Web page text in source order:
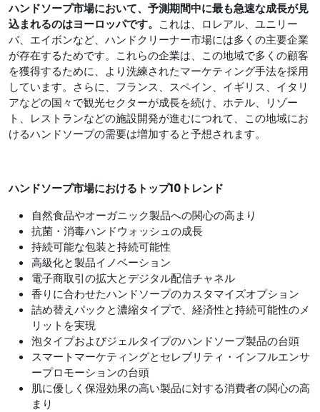
ハンドソープ市場において、予測期間中に最も急速な成長が見
込まれるのはヨーロッパです。 これは、ロレアル、ユニリー
バ、エイボンなど、ハンドクリーナー市場には多くの主要企業
が存在するためです。これらの企業は、この地域で多くの顧客
を獲得するために、より洗練されたマーケティング手法を採用
しています。さらに、フランス、スペイン、イギリス、イタリ
アなどの国々で観光セクターが成長を続け、ホテル、リゾー
ト、レストランなどの施設開発が進むにつれて、この地域にお
けるハンドソープの需要は増加すると予想されます。
ハンドソープ市場におけるトップ10トレンド
自然食品やオーガニック製品への関心の高まり
抗菌・消毒ハンドウォッシュの成長
持続可能な包装と持続可能性
高級化と製品イノベーション
電子商取引の拡大とデジタル配信チャネル
香りに合わせたハンドソープのカスタマイズオプション
詰め替えパックと濃縮タイプで、経済性と持続可能性のメ
リットを実現
泡タイプおよびジェルタイプのハンドソープ製品の台頭
スマートマーケティングとセレブリティ・インフルエンサ
ープロモーションの台頭
肌に優しく保湿効果の高い製品に対する消費者の関心の高
まり